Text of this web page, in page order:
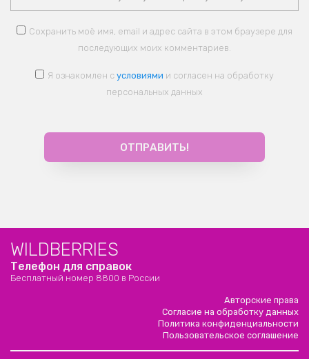
Сохранить моё имя, email и адрес сайта в этом браузере для
последующих моих комментариев.
Я ознакомлен с условиями и согласен на обработку
персональных данных
WILDBERRIES
Телефон для справок
Бесплатный номер 8800 в России
Авторские права
Согласие на обработку данных
Политика конфиденциальности
Пользовательское соглашение